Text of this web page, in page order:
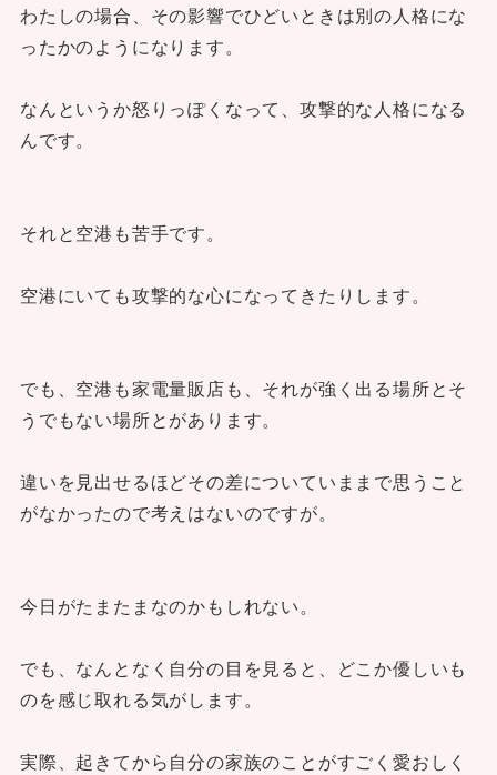
わたしの場合、その影響でひどいときは別の人格にな
ったかのようになります。
なんというか怒りっぽくなって、攻撃的な人格になる
んです。
それと空港も苦手です。
空港にいても攻撃的な心になってきたりします。
でも、空港も家電量販店も、それが強く出る場所とそ
うでもない場所とがあります。
違いを見出せるほどその差についていままで思うこと
がなかったので考えはないのですが。
今日がたまたまなのかもしれない。
でも、なんとなく自分の目を見ると、どこか優しいも
のを感じ取れる気がします。
実際、起きてから自分の家族のことがすごく愛おしく